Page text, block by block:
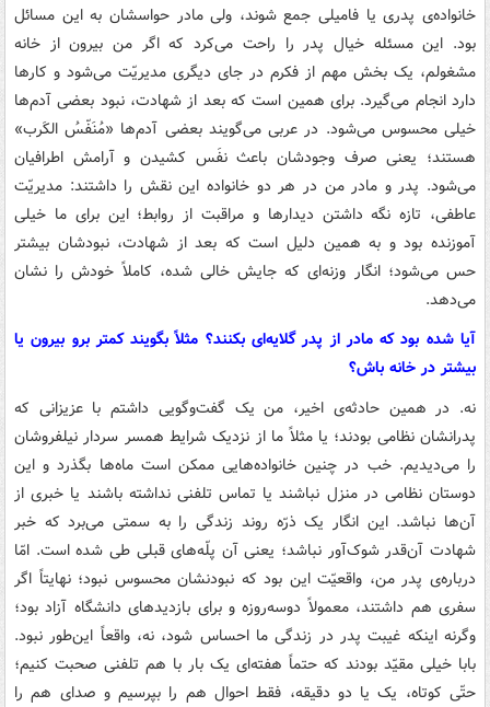
خانواده‌ی پدری یا فامیلی جمع شوند، ولی مادر حواسشان به این مسائل
بود. این مسئله خیال پدر را راحت می‌کرد که اگر من بیرون از خانه
مشغولم، یک بخش مهم از فکرم در جای دیگری مدیریّت می‌شود و کارها
دارد انجام می‌گیرد. برای همین است که بعد از شهادت، نبود بعضی آدم‌ها
خیلی محسوس می‌شود. در عربی می‌گویند بعضی آدم‌ها «مُنَفّسُ الکَرب»
هستند؛ یعنی صرف وجودشان باعث نفَس کشیدن و آرامش اطرافیان
می‌شود. پدر و مادر من در هر دو خانواده این نقش را داشتند: مدیریّت
عاطفی، تازه نگه داشتن دیدارها و مراقبت از روابط؛ این برای ما خیلی
آموزنده بود و به همین دلیل است که بعد از شهادت، نبودشان بیشتر
حس می‌شود؛ انگار وزنه‌ای که جایش خالی شده، کاملاً خودش را نشان
می‌دهد.
آیا شده بود که مادر از پدر گلایه‌ای بکنند؟ مثلاً بگویند کمتر برو بیرون یا
بیشتر در خانه باش؟
نه. در همین حادثه‌ی اخیر، من یک گفت‌وگویی داشتم با عزیزانی که
پدرانشان نظامی بودند؛ یا مثلاً ما از نزدیک شرایط همسر سردار نیلفروشان
را می‌دیدیم. خب در چنین خانواده‌هایی ممکن است ماه‌ها بگذرد و این
دوستان نظامی در منزل نباشند یا تماس تلفنی نداشته باشند یا خبری از
آن‌ها نباشد. این انگار یک ذرّه روند زندگی را به سمتی می‌برد که خبر
شهادت آن‌قدر شوک‌آور نباشد؛ یعنی آن پلّه‌های قبلی طی شده است. امّا
درباره‌ی پدر من، واقعیّت این بود که نبودنشان محسوس نبود؛ نهایتاً اگر
سفری هم داشتند، معمولاً دوسه‌روزه و برای بازدیدهای دانشگاه آزاد بود؛
وگرنه اینکه غیبت پدر در زندگی ما احساس شود، نه، واقعاً این‌طور نبود.
بابا خیلی مقیّد بودند که حتماً هفته‌ای یک بار با هم تلفنی صحبت کنیم؛
حتّی کوتاه، یک یا دو دقیقه، فقط احوال هم را بپرسیم و صدای هم را